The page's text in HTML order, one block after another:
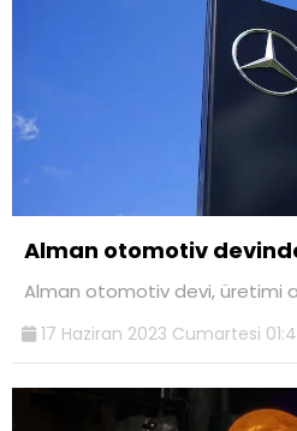
Alman otomotiv
Alman otomotiv devi, üretimi
17 Haziran 2023 Cumartesi